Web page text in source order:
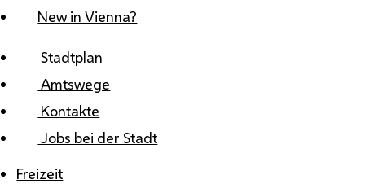
New in Vienna?
Stadtplan
Amtswege
Kontakte
Jobs bei der Stadt
Freizeit